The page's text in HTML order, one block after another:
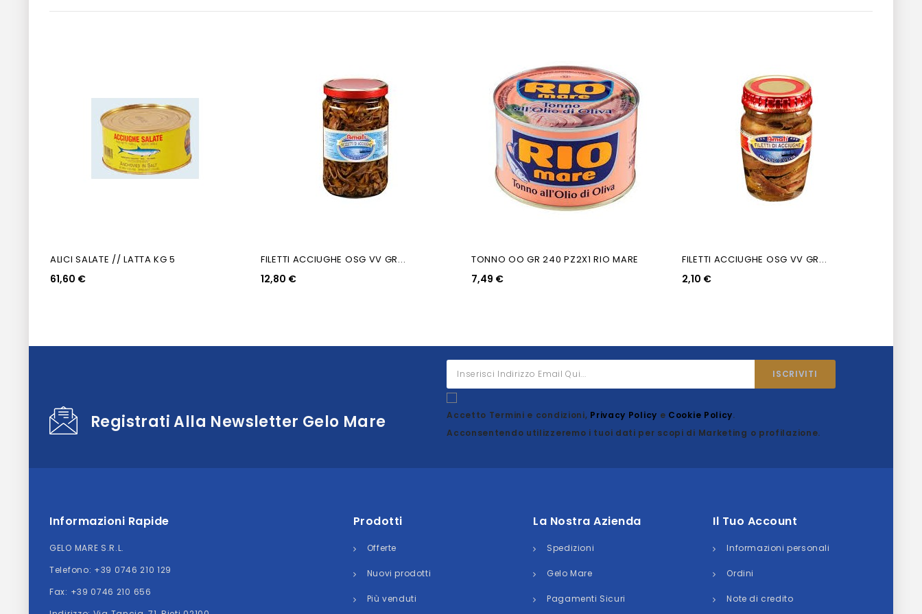
ALICI SALATE // LATTA KG 5
61,60 €
FILETTI ACCIUGHE OSG VV GR...
12,80 €
TONNO OO GR 240 PZ2X1 RIO MARE
7,49 €
FILETTI ACCIUGHE OSG VV GR...
2,10 €
Registrati Alla Newsletter Gelo Mare Accetto Termini e condizioni, Privacy Policy e Cookie Policy.
Acconsentendo utilizzeremo i tuoi dati per scopi di Marketing o profilazione.
Informazioni Rapide
GELO MARE S.R.L.
Telefono: +39 0746 210 129
Fax: +39 0746 210 656
Prodotti
Offerte
Nuovi prodotti
Più venduti
La Nostra Azienda
Spedizioni
Gelo Mare
Pagamenti Sicuri
Il Tuo Account
Informazioni personali
Ordini
Note di credito